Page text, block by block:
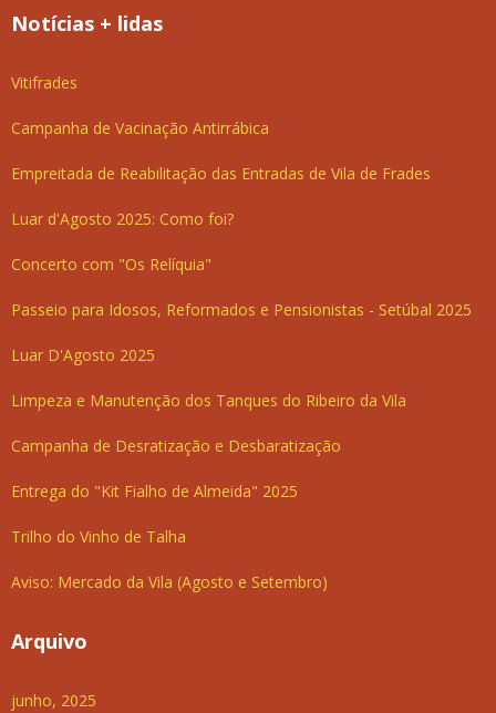
Notícias + lidas
Vitifrades
Campanha de Vacinação Antirrábica
Empreitada de Reabilitação das Entradas de Vila de Frades
Luar d'Agosto 2025: Como foi?
Concerto com "Os Relíquia"
Passeio para Idosos, Reformados e Pensionistas - Setúbal 2025
Luar D'Agosto 2025
Limpeza e Manutenção dos Tanques do Ribeiro da Vila
Campanha de Desratização e Desbaratização
Entrega do "Kit Fialho de Almeida" 2025
Trilho do Vinho de Talha
Aviso: Mercado da Vila (Agosto e Setembro)
Arquivo
junho, 2025